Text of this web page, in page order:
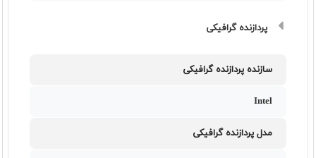
پردازنده گرافیکی
سازنده پردازنده گرافیکی
Intel
مدل پردازنده گرافیکی